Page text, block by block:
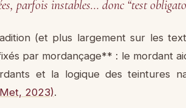
parfois instables… donc “test
(et plus largement sur les
par mordançage** : le mordant
et la logique des teintures
2023).